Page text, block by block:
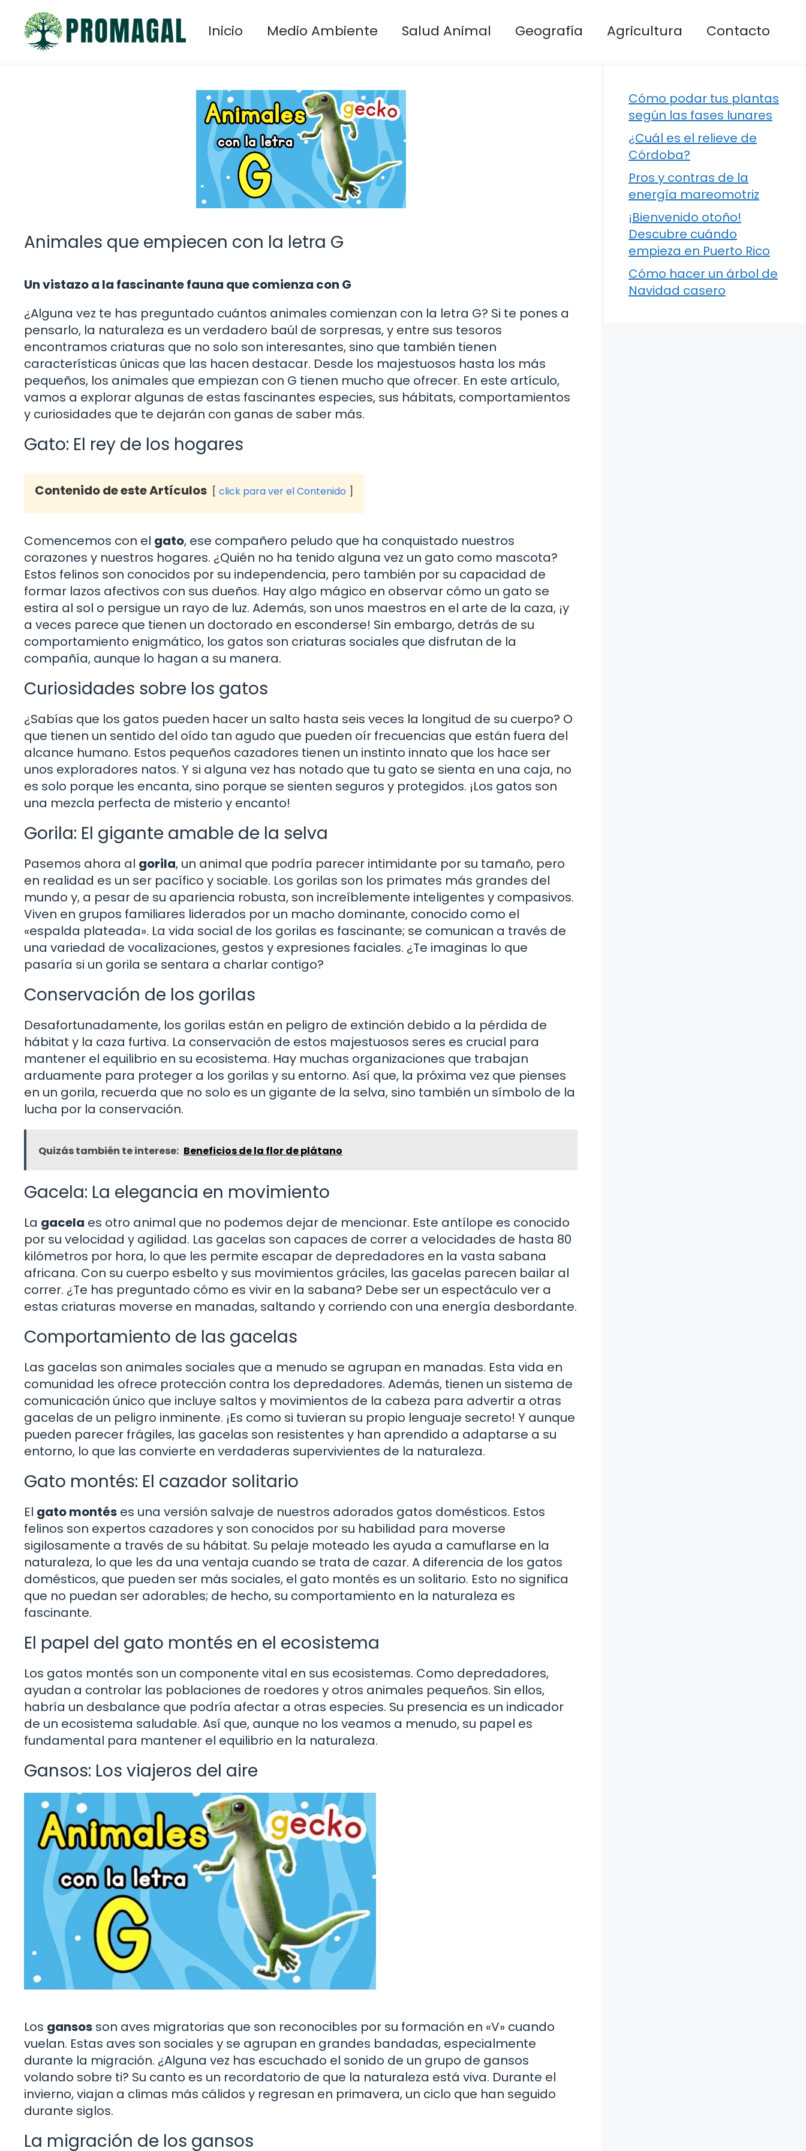
contenido
Inicio Medio Ambiente Salud Animal Geografía Agricultura Contacto
Animales que empiecen con la letra G
Un vistazo a la fascinante fauna que comienza con G
¿Alguna vez te has preguntado cuántos animales comienzan con la letra G? Si te pones a
pensarlo, la naturaleza es un verdadero baúl de sorpresas, y entre sus tesoros
encontramos criaturas que no solo son interesantes, sino que también tienen
características únicas que las hacen destacar. Desde los majestuosos hasta los más
pequeños, los animales que empiezan con G tienen mucho que ofrecer. En este artículo,
vamos a explorar algunas de estas fascinantes especies, sus hábitats, comportamientos
y curiosidades que te dejarán con ganas de saber más.
Gato: El rey de los hogares
Contenido de este Artículos click para ver el Contenido
Comencemos con el gato, ese compañero peludo que ha conquistado nuestros
corazones y nuestros hogares. ¿Quién no ha tenido alguna vez un gato como mascota?
Estos felinos son conocidos por su independencia, pero también por su capacidad de
formar lazos afectivos con sus dueños. Hay algo mágico en observar cómo un gato se
estira al sol o persigue un rayo de luz. Además, son unos maestros en el arte de la caza, ¡y
a veces parece que tienen un doctorado en esconderse! Sin embargo, detrás de su
comportamiento enigmático, los gatos son criaturas sociales que disfrutan de la
compañía, aunque lo hagan a su manera.
Curiosidades sobre los gatos
¿Sabías que los gatos pueden hacer un salto hasta seis veces la longitud de su cuerpo? O
que tienen un sentido del oído tan agudo que pueden oír frecuencias que están fuera del
alcance humano. Estos pequeños cazadores tienen un instinto innato que los hace ser
unos exploradores natos. Y si alguna vez has notado que tu gato se sienta en una caja, no
es solo porque les encanta, sino porque se sienten seguros y protegidos. ¡Los gatos son
una mezcla perfecta de misterio y encanto!
Gorila: El gigante amable de la selva
Pasemos ahora al gorila, un animal que podría parecer intimidante por su tamaño, pero
en realidad es un ser pacífico y sociable. Los gorilas son los primates más grandes del
mundo y, a pesar de su apariencia robusta, son increíblemente inteligentes y compasivos.
Viven en grupos familiares liderados por un macho dominante, conocido como el
«espalda plateada». La vida social de los gorilas es fascinante; se comunican a través de
una variedad de vocalizaciones, gestos y expresiones faciales. ¿Te imaginas lo que
pasaría si un gorila se sentara a charlar contigo?
Conservación de los gorilas
Desafortunadamente, los gorilas están en peligro de extinción debido a la pérdida de
hábitat y la caza furtiva. La conservación de estos majestuosos seres es crucial para
mantener el equilibrio en su ecosistema. Hay muchas organizaciones que trabajan
arduamente para proteger a los gorilas y su entorno. Así que, la próxima vez que pienses
en un gorila, recuerda que no solo es un gigante de la selva, sino también un símbolo de la
lucha por la conservación.
Quizás también te interese: Beneficios de la flor de plátano
Gacela: La elegancia en movimiento
La gacela es otro animal que no podemos dejar de mencionar. Este antílope es conocido
por su velocidad y agilidad. Las gacelas son capaces de correr a velocidades de hasta 80
kilómetros por hora, lo que les permite escapar de depredadores en la vasta sabana
africana. Con su cuerpo esbelto y sus movimientos gráciles, las gacelas parecen bailar al
correr. ¿Te has preguntado cómo es vivir en la sabana? Debe ser un espectáculo ver a
estas criaturas moverse en manadas, saltando y corriendo con una energía desbordante.
Comportamiento de las gacelas
Las gacelas son animales sociales que a menudo se agrupan en manadas. Esta vida en
comunidad les ofrece protección contra los depredadores. Además, tienen un sistema de
comunicación único que incluye saltos y movimientos de la cabeza para advertir a otras
gacelas de un peligro inminente. ¡Es como si tuvieran su propio lenguaje secreto! Y aunque
pueden parecer frágiles, las gacelas son resistentes y han aprendido a adaptarse a su
entorno, lo que las convierte en verdaderas supervivientes de la naturaleza.
Gato montés: El cazador solitario
El gato montés es una versión salvaje de nuestros adorados gatos domésticos. Estos
felinos son expertos cazadores y son conocidos por su habilidad para moverse
sigilosamente a través de su hábitat. Su pelaje moteado les ayuda a camuflarse en la
naturaleza, lo que les da una ventaja cuando se trata de cazar. A diferencia de los gatos
domésticos, que pueden ser más sociales, el gato montés es un solitario. Esto no significa
que no puedan ser adorables; de hecho, su comportamiento en la naturaleza es
fascinante.
El papel del gato montés en el ecosistema
Los gatos montés son un componente vital en sus ecosistemas. Como depredadores,
ayudan a controlar las poblaciones de roedores y otros animales pequeños. Sin ellos,
habría un desbalance que podría afectar a otras especies. Su presencia es un indicador
de un ecosistema saludable. Así que, aunque no los veamos a menudo, su papel es
fundamental para mantener el equilibrio en la naturaleza.
Gansos: Los viajeros del aire
Los gansos son aves migratorias que son reconocibles por su formación en «V» cuando
vuelan. Estas aves son sociales y se agrupan en grandes bandadas, especialmente
durante la migración. ¿Alguna vez has escuchado el sonido de un grupo de gansos
volando sobre ti? Su canto es un recordatorio de que la naturaleza está viva. Durante el
invierno, viajan a climas más cálidos y regresan en primavera, un ciclo que han seguido
durante siglos.
La migración de los gansos
Cómo podar tus plantas
según las fases lunares
¿Cuál es el relieve de
Córdoba?
Pros y contras de la
energía mareomotriz
¡Bienvenido otoño!
Descubre cuándo
empieza en Puerto Rico
Cómo hacer un árbol de
Navidad casero